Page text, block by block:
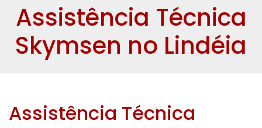
Assistência Técnica
Skymsen no Lindéia
Assistência Técnica